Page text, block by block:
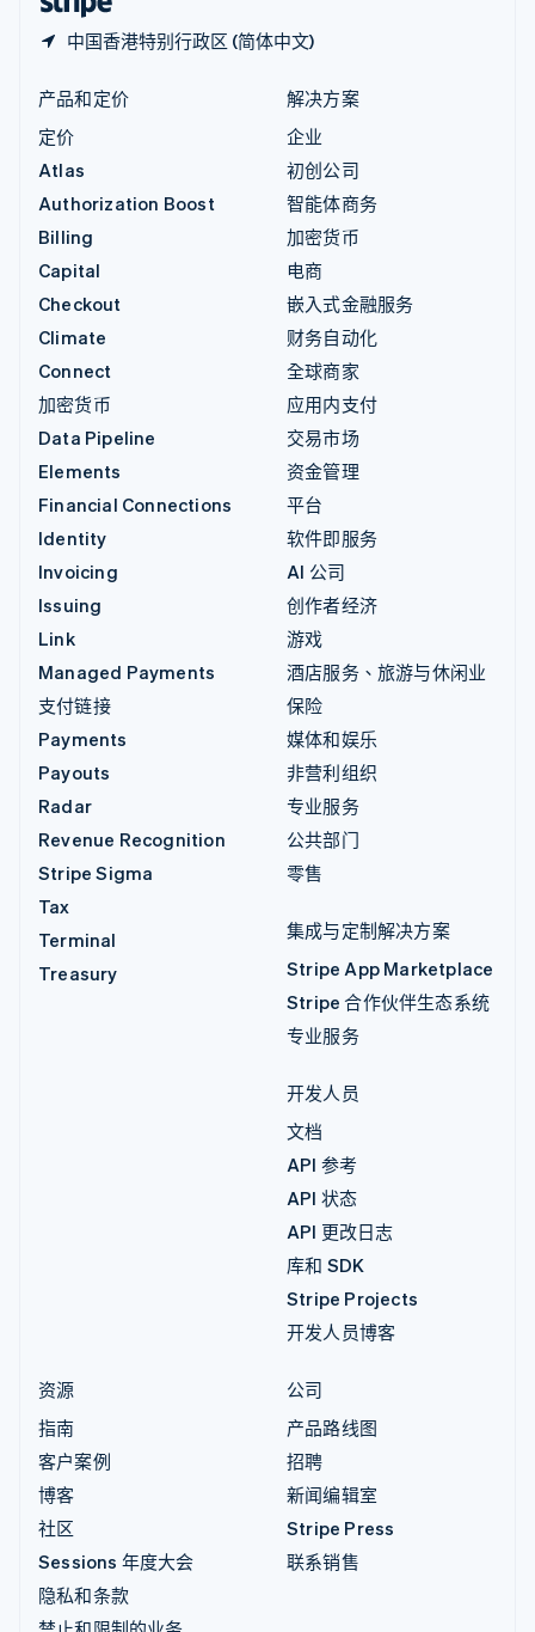
中国香港特别行政区 (简体中文)
产品和定价
定价
Atlas
Authorization Boost
Billing
Capital
Checkout
Climate
Connect
加密货币
Data Pipeline
Elements
Financial Connections
Identity
Invoicing
Issuing
Link
Managed Payments
支付链接
Payments
Payouts
Radar
Revenue Recognition
Stripe Sigma
Tax
Terminal
Treasury
解决方案
企业
初创公司
智能体商务
加密货币
电商
嵌入式金融服务
财务自动化
全球商家
应用内支付
交易市场
资金管理
平台
软件即服务
AI 公司
创作者经济
游戏
酒店服务、旅游与休闲业
保险
媒体和娱乐
非营利组织
专业服务
公共部门
零售
集成与定制解决方案
Stripe App Marketplace
Stripe 合作伙伴生态系统
专业服务
开发人员
文档
API 参考
API 状态
API 更改日志
库和 SDK
Stripe Projects
开发人员博客
资源
指南
客户案例
博客
社区
Sessions 年度大会
隐私和条款
公司
产品路线图
招聘
新闻编辑室
Stripe Press
联系销售